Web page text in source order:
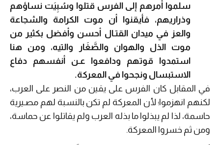
سلموا أمرهم إلى الفرس قتلوا وسُبِيَت نساؤهم
وذراريهم، فأيقنوا أن موت الكرامة والشجاعة
والعز في ميدان القتـال أحسن وأفضل بكثير من
موت الذل والهوان والصَّغَار والتيه، ومن هنا
استمدوا قوتهم ودافعوا عـن أنفسهم دفاع
الاستبسال ونجحوا في المعركة.
في المقابل كان الفرس على يقين من النصر على العرب،
لكنهم انهزموا؛ لأن المعركة لم تكن بالنسبة لهم مصـيرية
حاسمة، لذا لم يبذلوا ما بذله العرب ولم يقاتلوا عن حماسة،
ومن ثم خسروا المعركة.